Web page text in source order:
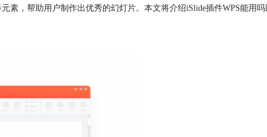
，帮助用户制作出优秀的幻灯片。本文将介绍iSlide插件WPS能用吗